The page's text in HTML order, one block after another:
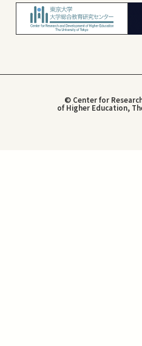
© Center for
of Higher Education,